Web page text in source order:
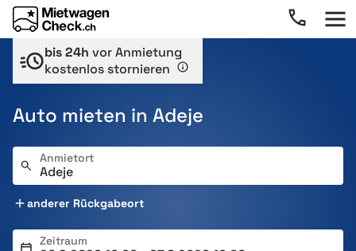
bis 24h vor Anmietung
kostenlos stornieren
Auto mieten in Adeje
Anmietort
anderer Rückgabeort
Zeitraum